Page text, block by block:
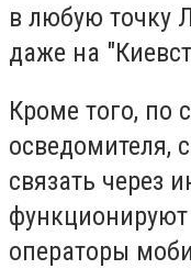
в любую точку
даже на
Кроме того, по
осведомителя,
связать через
операторы